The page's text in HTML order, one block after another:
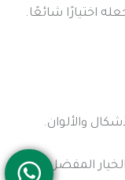
اختيارًا شائعًا.
والألوان.
المفضل